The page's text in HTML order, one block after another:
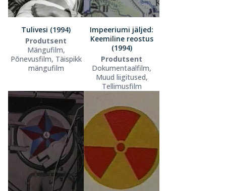
Tulivesi (1994)
Produtsent
Mängufilm,
Põnevusfilm, Täispikk
mängufilm
Impeeriumi jäljed:
Keemiline reostus
(1994)
Produtsent
Dokumentaalfilm,
Muud liigitused,
Tellimusfilm